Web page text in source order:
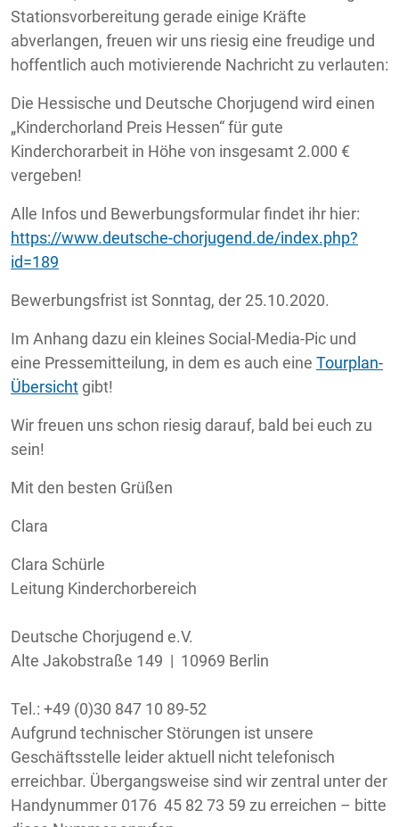
Stationsvorbereitung gerade einige Kräfte
abverlangen, freuen wir uns riesig eine freudige und
hoffentlich auch motivierende Nachricht zu verlauten:
Die Hessische und Deutsche Chorjugend wird einen
„Kinderchorland Preis Hessen“ für gute
Kinderchorarbeit in Höhe von insgesamt 2.000 €
vergeben!
Alle Infos und Bewerbungsformular findet ihr hier:
https://www.deutsche-chorjugend.de/index.php?
id=189
Bewerbungsfrist ist Sonntag, der 25.10.2020.
Im Anhang dazu ein kleines Social-Media-Pic und
eine Pressemitteilung, in dem es auch eine Tourplan-
Übersicht gibt!
Wir freuen uns schon riesig darauf, bald bei euch zu
sein!
Mit den besten Grüßen
Clara
Clara Schürle
Leitung Kinderchorbereich
Deutsche Chorjugend e.V.
Alte Jakobstraße 149 | 10969 Berlin
Tel.: +49 (0)30 847 10 89-52
Aufgrund technischer Störungen ist unsere
Geschäftsstelle leider aktuell nicht telefonisch
erreichbar. Übergangsweise sind wir zentral unter der
Handynummer 0176 45 82 73 59 zu erreichen – bitte